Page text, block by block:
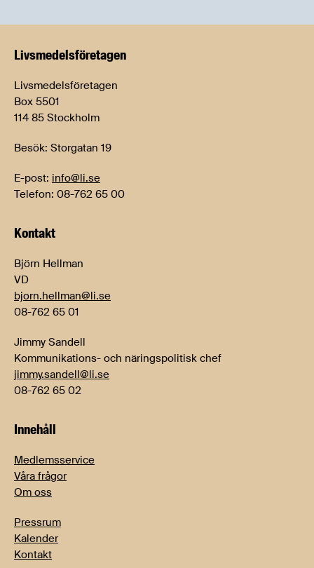
Livsmedels­företagen
Livsmedelsföretagen
Box 5501
114 85 Stockholm
Besök: Storgatan 19
E-post: info@li.se
Telefon: 08-762 65 00
Kontakt
Björn Hellman
VD
bjorn.hellman@li.se
08-762 65 01
Jimmy Sandell
Kommunikations- och näringspolitisk chef
jimmy.sandell@li.se
08-762 65 02
Innehåll
Medlemsservice
Våra frågor
Om oss
Pressrum
Kalender
Kontakt